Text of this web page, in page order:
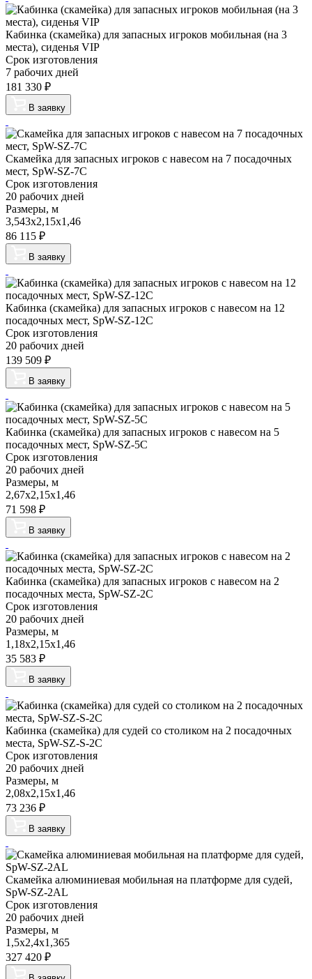
Кабинка (скамейка) для запасных игроков мобильная (на 3
места), сиденья VIP
Срок изготовления
7 рабочих дней
181 330 ₽
В заявку
Скамейка для запасных игроков с навесом на 7 посадочных
мест, SpW-SZ-7C
Срок изготовления
20 рабочих дней
Размеры, м
3,543х2,15х1,46
86 115 ₽
В заявку
Кабинка (скамейка) для запасных игроков с навесом на 12
посадочных мест, SpW-SZ-12C
Срок изготовления
20 рабочих дней
139 509 ₽
В заявку
Кабинка (скамейка) для запасных игроков с навесом на 5
посадочных мест, SpW-SZ-5C
Срок изготовления
20 рабочих дней
Размеры, м
2,67х2,15х1,46
71 598 ₽
В заявку
Кабинка (скамейка) для запасных игроков с навесом на 2
посадочных места, SpW-SZ-2C
Срок изготовления
20 рабочих дней
Размеры, м
1,18х2,15х1,46
35 583 ₽
В заявку
Кабинка (скамейка) для судей со столиком на 2 посадочных
места, SpW-SZ-S-2C
Срок изготовления
20 рабочих дней
Размеры, м
2,08х2,15х1,46
73 236 ₽
В заявку
Скамейка алюминиевая мобильная на платформе для судей,
SpW-SZ-2AL
Срок изготовления
20 рабочих дней
Размеры, м
1,5х2,4х1,365
327 420 ₽